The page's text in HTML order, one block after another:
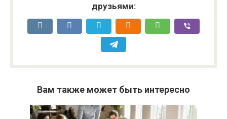
друзьями:
Вам также может быть интересно